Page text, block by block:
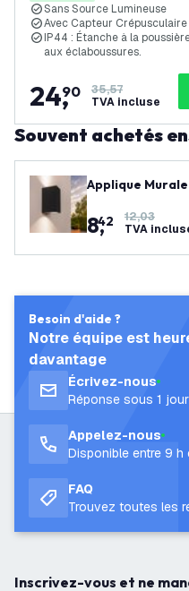
Sans Source Lumineuse
Avec Capteur Crépusculaire
IP44 : Étanche à la
aux éclaboussures.
24,
90
35,57
TVA incluse
Souvent achetés
Applique
able - Deux
GU10 - Noir -
eur et
8,
42
12,03
TVA
Besoin d'aide ?
Notre équipe est
davantage
Écrivez-nous
Réponse sous 1
Appelez-nous
Disponible entre 9 h
FAQ
Trouvez toutes les
Inscrivez-vous et ne